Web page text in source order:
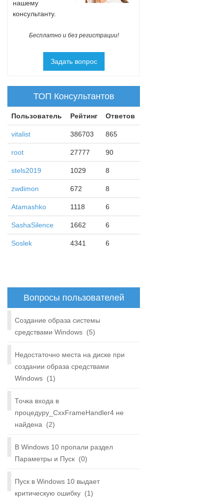
нашему
консультанту.
Бесплатно и без регистрации!
Задать вопрос
ТОП Консультантов
Пользователь Рейтинг Ответов
vitalist 386703 865
root 27777 90
stels2019 1029 8
zwdimon 672 8
Atamashko 1118 6
SashaSilence 1662 6
Soslek 4341 6
Вопросы пользователей
Создание образа системы
средствами Windows (5)
Недостаточно места на диске при
создании образа средствами
Windows (1)
Точка входа в
процедуру_CxxFrameHandler4 не
найдена
(2)
В Windows 10 пропали раздел
Параметры и Пуск (0)
Пуск в Windows 10 выдает
критическую ошибку (1)